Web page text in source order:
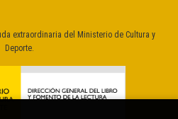
extraordinaria del Ministerio de Cultura y
Deporte.